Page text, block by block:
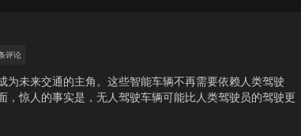
评论
未来交通的主角。这些智能车辆不再需要依赖人类驾驶
，惊人的事实是，无人驾驶车辆可能比人类驾驶员的驾驶更